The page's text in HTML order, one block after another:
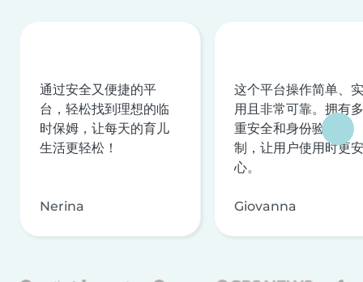
通过安全又便捷的平
台，轻松找到理想的临
时保姆，让每天的育儿
生活更轻松！
Nerina
这个平台操作简单、实
用且非常可靠。拥有多
重安全和身份验证机
制，让用户使用时更安
心。
Giovanna